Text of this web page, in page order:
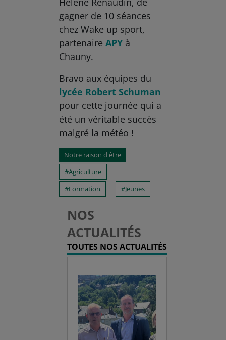
gagner de 10 séances
chez Wake up sport,
partenaireAPY à
Chauny.
Bravo aux équipes du
lycée Robert Schuman
pour cette journée qui a
été un véritable succès
malgré la météo !
Notre raison d'être
Agriculture
Formation
Jeunes
NOS
ACTUALITÉS
TOUTES NOS ACTUALITÉS